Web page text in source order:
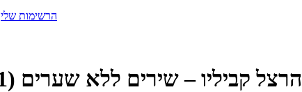
הרשימות שלי
הרצל קביליו – שירים ללא שערים (1981)